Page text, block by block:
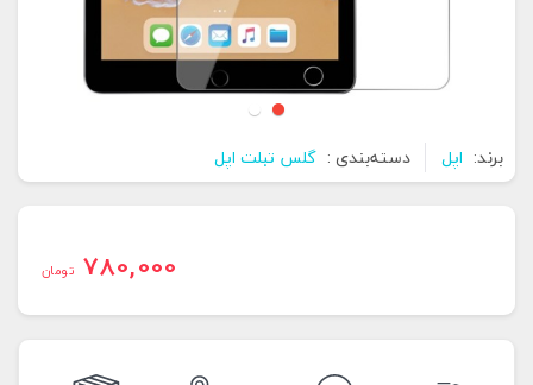
برند: اپل دسته‌بندی : گلس تبلت اپل
780,000 تومان